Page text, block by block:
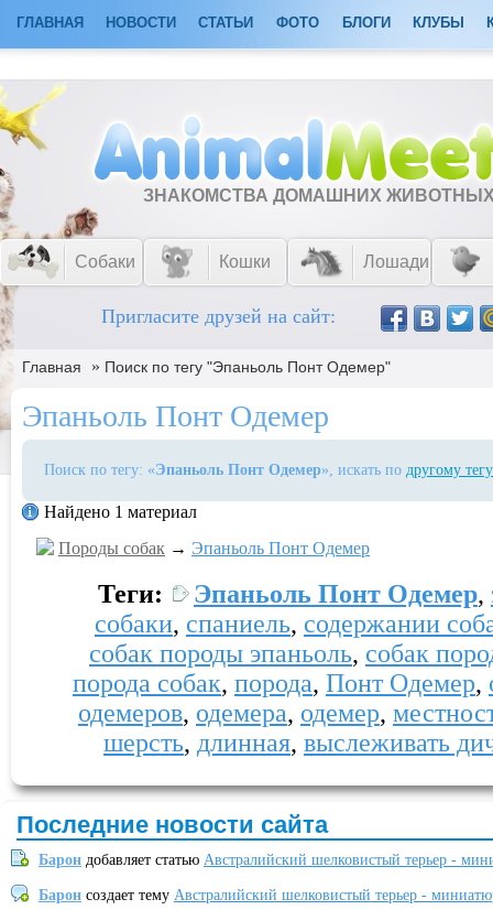
ГЛАВНАЯ НОВОСТИ СТАТЬИ ФОТО БЛОГИ КЛУБЫ
ЗНАКОМСТВА ДОМАШНИХ
Собаки Кошки Лошади
Пригласите друзей на сайт:
Главная » Поиск по тегу "Эпаньоль Понт Одемер"
Эпаньоль Понт Одемер
Поиск по тегу: «Эпаньоль Понт Одемер», искать по другому тегу
Найдено 1 материал
Породы собак → Эпаньоль Понт Одемер
Теги: Эпаньоль Понт Одемер,
собаки, спаниель, содержании
собак породы эпаньоль, собак
порода собак, порода, Понт Одемер,
одемеров, одемера, одемер,
шерсть, длинная, выслеживать
Последние новости сайта
Барон добавляет статью Австралийский шелковистый терьер -
Барон создает тему Австралийский шелковистый терьер -